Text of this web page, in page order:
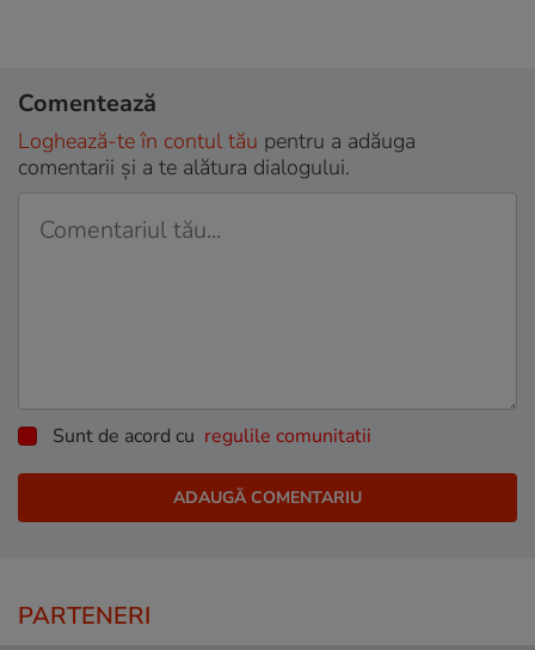
Comentează
Loghează-te în contul tău pentru a adăuga
comentarii și a te alătura dialogului.
Sunt de acord cu regulile comunitatii
PARTENERI